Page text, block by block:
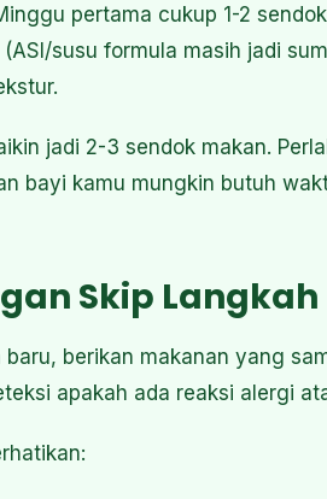
pertama cukup 1-2
susu formula masih jadi
jadi 2-3 sendok makan.
bayi kamu mungkin butuh
Skip Langkah
berikan makanan yang
apakah ada reaksi alergi